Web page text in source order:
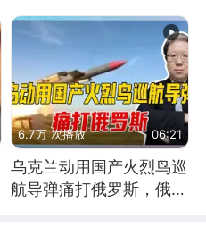
6.7万 次播放 06:21
乌克兰动用国产火烈鸟巡
航导弹痛打俄罗斯，俄军